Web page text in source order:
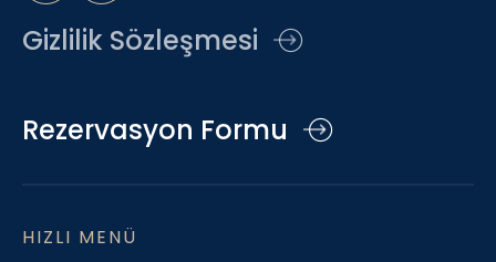
Gizlilik Sözleşmesi
Rezervasyon Formu
HIZLI MENÜ